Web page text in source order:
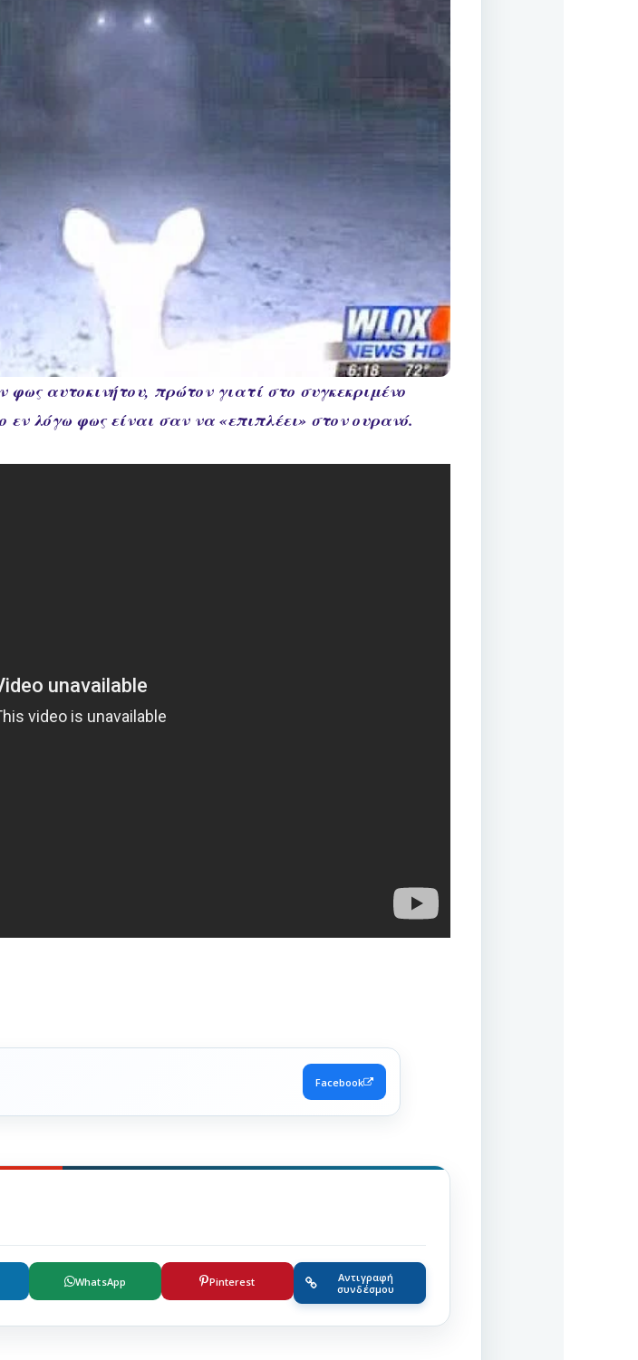
αυτοκινήτου, πρώτον γιατί στο συγκεκριμένο
εν λόγω φως είναι σαν να «επιπλέει» στον ουρανό.
Facebook
WhatsApp Pinterest
Αντιγραφή
συνδέσμου